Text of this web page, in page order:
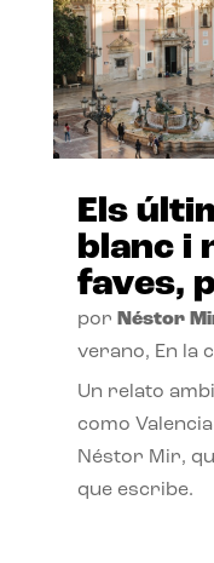
Els
blanc i
faves,
por Néstor
verano, En la
Un relato
como
Néstor Mir,
que escribe.